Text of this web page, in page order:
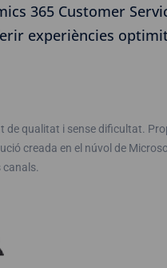
365 Customer
experiències
de qualitat i sense dificultat.
creada en el núvol de